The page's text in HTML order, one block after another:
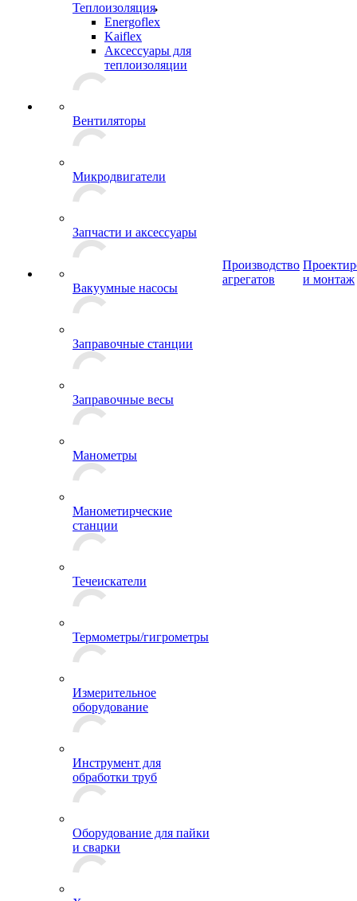
Теплоизоляция
Energoflex
Kaiflex
Аксессуары для
теплоизоляции
Вентиляторы
Микродвигатели
Запчасти и аксессуары
Вакуумные насосы
Заправочные станции
Заправочные весы
Манометры
Манометирческие
станции
Течеискатели
Термометры/гигрометры
Измерительное
оборудование
Инструмент для
обработки труб
Оборудование для пайки
и сварки
Производство
агрегатов
и монтаж